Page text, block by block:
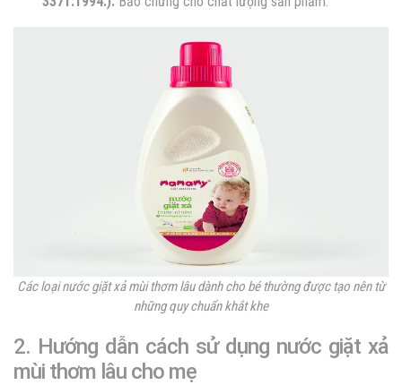
Các loại nước giặt xả mùi thơm lâu dành cho bé thường được tạo nên từ
những quy chuẩn khắt khe
2. Hướng dẫn cách sử dụng nước giặt xả
mùi thơm lâu cho mẹ